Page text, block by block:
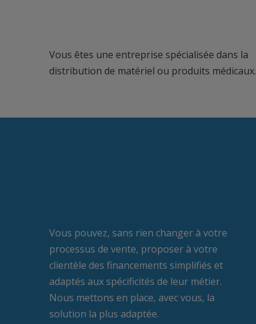
Vous êtes une entreprise spécialisée dans la
distribution de matériel ou produits médicaux.
Vous pouvez, sans rien changer à votre
processus de vente, proposer à votre
clientèle des financements simplifiés et
adaptés aux spécificités de leur métier.
Nous mettons en place, avec vous, la
solution la plus adaptée.